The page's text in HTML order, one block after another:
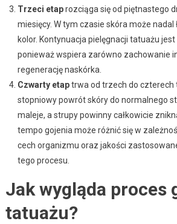
Trzeci etaprozciąga się od piętnastego
miesięcy. W tym czasie skóra może nadal
kolor. Kontynuacja pielęgnacji tatuażu
ponieważ wspiera zarówno zachowanie
regenerację naskórka.
Czwarty etaptrwa od trzech do czterech
stopniowy powrót skóry do normalnego
maleje, a strupy powinny całkowicie
tempo gojenia może różnić się w
cech organizmu oraz jakości
tego procesu.
Jak wygląda proces
tatuażu?